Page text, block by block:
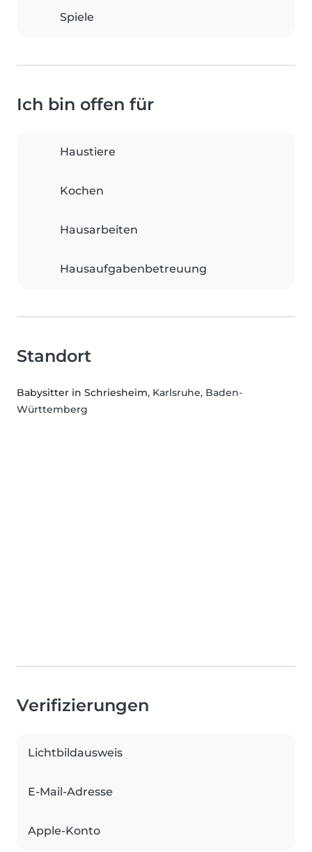
Spiele
Ich bin offen für
Haustiere
Kochen
Hausarbeiten
Hausaufgabenbetreuung
Standort
Babysitter in Schriesheim, Karlsruhe, Baden-
Württemberg
Verifizierungen
Lichtbildausweis
E-Mail-Adresse
Apple-Konto